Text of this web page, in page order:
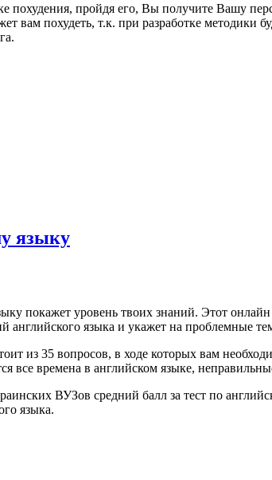
похудения, пройдя его, Вы получите Вашу
вам похудеть, т.к. при разработке методики
.
языку
покажет уровень твоих знаний. Этот
английского языка и укажет на проблемные
из 35 вопросов, в ходе которых вам
все времена в английском языке,
ВУЗов средний балл за тест по
языка.